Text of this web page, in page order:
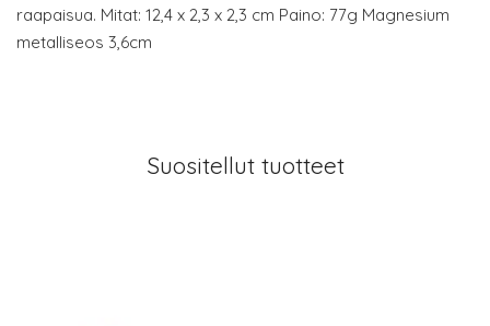
raapaisua. Mitat: 12,4 x 2,3 x 2,3 cm Paino: 77g Magnesium
metalliseos 3,6cm
Suositellut tuotteet